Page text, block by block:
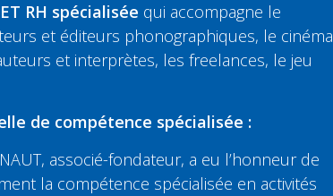
ET RH spécialisée qui accompagne le
et éditeurs phonographiques, le cinéma
et interprètes, les freelances, le jeu
de compétence spécialisée :
associé-fondateur, a eu l’honneur de
la compétence spécialisée en activités